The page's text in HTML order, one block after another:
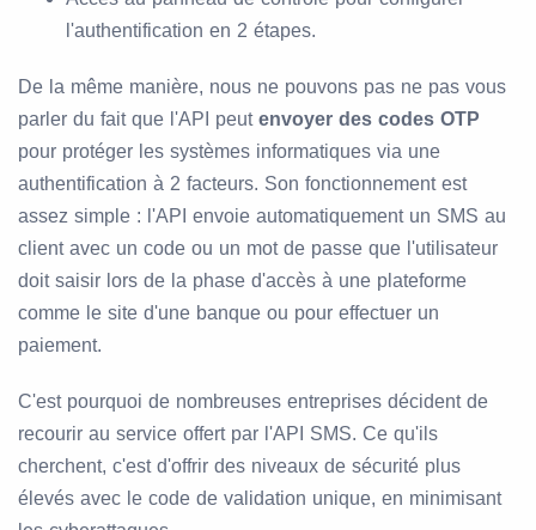
l'authentification en 2 étapes.
De la même manière, nous ne pouvons pas ne pas vous
parler du fait que l'API peut envoyer des codes OTP
pour protéger les systèmes informatiques via une
authentification à 2 facteurs. Son fonctionnement est
assez simple : l'API envoie automatiquement un SMS au
client avec un code ou un mot de passe que l'utilisateur
doit saisir lors de la phase d'accès à une plateforme
comme le site d'une banque ou pour effectuer un
paiement.
C'est pourquoi de nombreuses entreprises décident de
recourir au service offert par l'API SMS. Ce qu'ils
cherchent, c'est d'offrir des niveaux de sécurité plus
élevés avec le code de validation unique, en minimisant